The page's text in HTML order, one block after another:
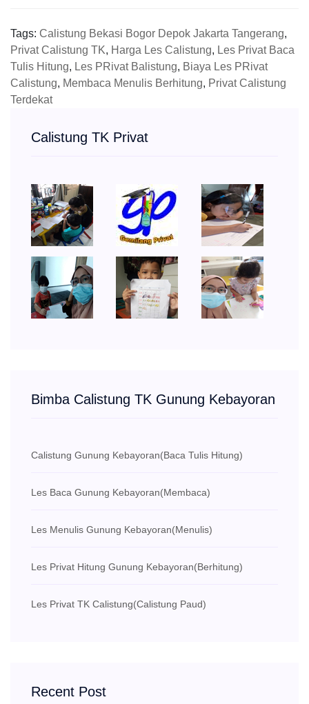
Tags: Calistung Bekasi Bogor Depok Jakarta Tangerang,
Privat Calistung TK, Harga Les Calistung, Les Privat Baca
Tulis Hitung, Les PRivat Balistung, Biaya Les PRivat
Calistung, Membaca Menulis Berhitung, Privat Calistung
Terdekat
Calistung TK Privat
Bimba Calistung TK Gunung Kebayoran
Calistung Gunung Kebayoran(Baca Tulis Hitung)
Les Baca Gunung Kebayoran(Membaca)
Les Menulis Gunung Kebayoran(Menulis)
Les Privat Hitung Gunung Kebayoran(Berhitung)
Les Privat TK Calistung(Calistung Paud)
Recent Post